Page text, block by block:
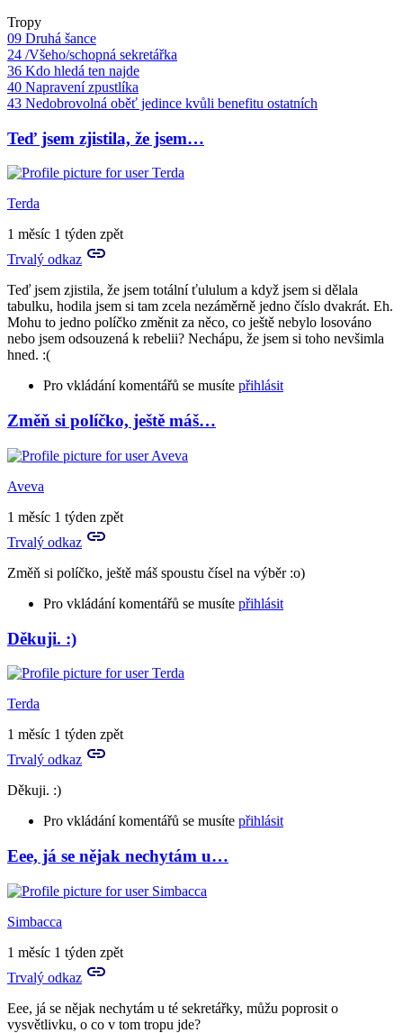
Tropy
09 Druhá šance
24 /Všeho/schopná sekretářka
36 Kdo hledá ten najde
40 Napravení zpustlíka
43 Nedobrovolná oběť jedince kvůli benefitu ostatních
Teď jsem zjistila, že jsem…
Terda
1 měsíc 1 týden zpět
Trvalý odkaz
Teď jsem zjistila, že jsem totální ťululum a když jsem si dělala
tabulku, hodila jsem si tam zcela nezáměrně jedno číslo dvakrát. Eh.
Mohu to jedno políčko změnit za něco, co ještě nebylo losováno
nebo jsem odsouzená k rebelii? Nechápu, že jsem si toho nevšimla
hned. :(
Pro vkládání komentářů se musíte přihlásit
Změň si políčko, ještě máš…
Aveva
1 měsíc 1 týden zpět
Trvalý odkaz
Změň si políčko, ještě máš spoustu čísel na výběr :o)
Pro vkládání komentářů se musíte přihlásit
In
reply
to
Teď
jsem
zjistila,
jsem…
Terda
Děkuji. :)
Terda
1 měsíc 1 týden zpět
Trvalý odkaz
Děkuji. :)
Pro vkládání komentářů se musíte přihlásit
In
reply
to
Změň
si
políčko,
máš…
Aveva
Eee, já se nějak nechytám u…
Simbacca
1 měsíc 1 týden zpět
Trvalý odkaz
Eee, já se nějak nechytám u té sekretářky, můžu poprosit o
vysvětlivku, o co v tom tropu jde?